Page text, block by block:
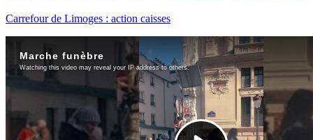
Carrefour de Limoges : action caisses